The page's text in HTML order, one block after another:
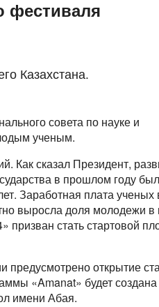
фестиваля
Казахстана.
совета по науке и
ученым.
Как сказал Президент,
в прошлом году
Заработная плата
выросла доля молодежи в
стать стартовой
предусмотрено открытие
«Amanat» будет создана
имени Абая.